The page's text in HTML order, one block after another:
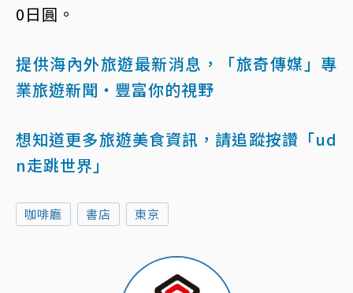
0日圓。
提供海內外旅遊最新消息，「旅奇傳媒」專
業旅遊新聞‧豐富你的視野
想知道更多旅遊美食資訊，請追蹤按讚「ud
n走跳世界」
咖啡廳 書店 東京